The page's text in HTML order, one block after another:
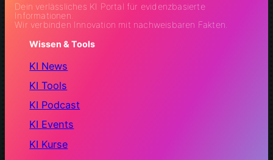
Dein verlässliches KI Portal für evidenzbasierte
Informationen.
Wir verbinden Innovation mit nachweisbaren Fakten.
Wissen & Tools
KI News
KI Tools
KI Podcast
KI Events
KI Kurse